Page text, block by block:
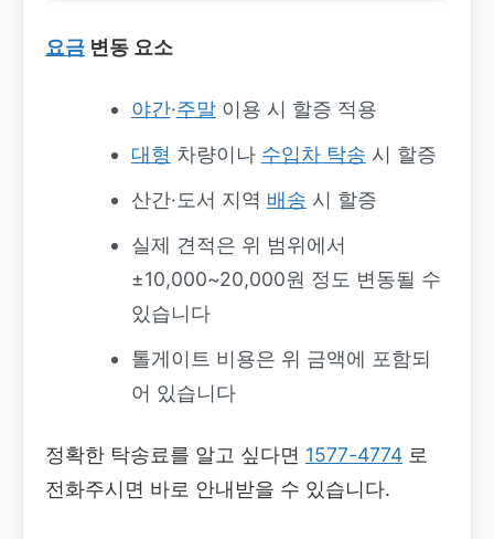
요금 변동 요소
야간·주말이용 시 할증 적용
대형 차량이나 수입차 탁송 시 할증
산간·도서 지역 배송 시 할증
실제 견적은 위 범위에서
±10,000~20,000원 정도 변동될 수
있습니다
톨게이트 비용은 위 금액에 포함되
어 있습니다
정확한 탁송료를 알고 싶다면 1577-4774 로
전화주시면 바로 안내받을 수 있습니다.